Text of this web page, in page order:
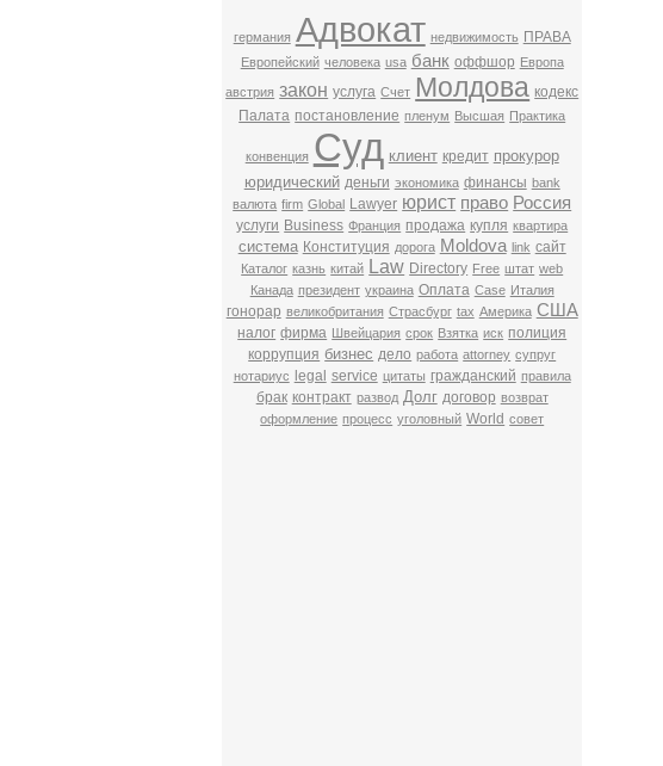
германия Адвокат недвижимость ПРАВА
Европейский человека usa банк оффшор Европа
австрия закон услуга Счет Молдова кодекс
Палата постановление пленум Высшая Практика
конвенция Суд клиент кредит прокурор
юридический деньги экономика финансы bank
валюта firm Global Lawyer юрист право Россия
услуги Business Франция продажа купля квартира
система Конституция дорога Moldova link сайт
Каталог казнь китай Law Directory Free штат web
Канада президент украина Оплата Case Италия
гонорар великобритания Страсбург tax Америка США
налог фирма Швейцария срок Взятка иск полиция
коррупция бизнес дело работа attorney супруг
нотариус legal service цитаты гражданский правила
брак контракт развод Долг договор возврат
оформление процесс уголовный World совет